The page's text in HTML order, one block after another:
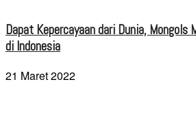
Dapat Kepercayaan dari Dunia, Mongols
di Indonesia
21 Maret 2022